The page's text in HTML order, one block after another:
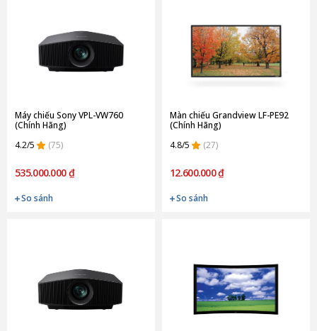
Máy chiếu Sony VPL-VW760
(Chính Hãng)
4.2/5
(75)
535.000.000 ₫
So sánh
Màn chiếu Grandview LF-PE92
(Chính Hãng)
4.8/5
(27)
12.600.000 ₫
So sánh